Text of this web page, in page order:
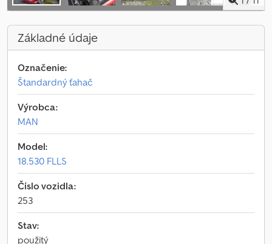
Základné údaje
Označenie:
Štandardný ťahač
Výrobca:
MAN
Model:
18.530 FLLS
Číslo vozidla:
253
Stav:
použitý